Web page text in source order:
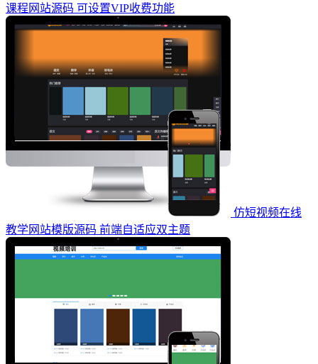
课程网站源码 可设置VIP收费功能
仿短视频在线
教学网站模版源码 前端自适应双主题